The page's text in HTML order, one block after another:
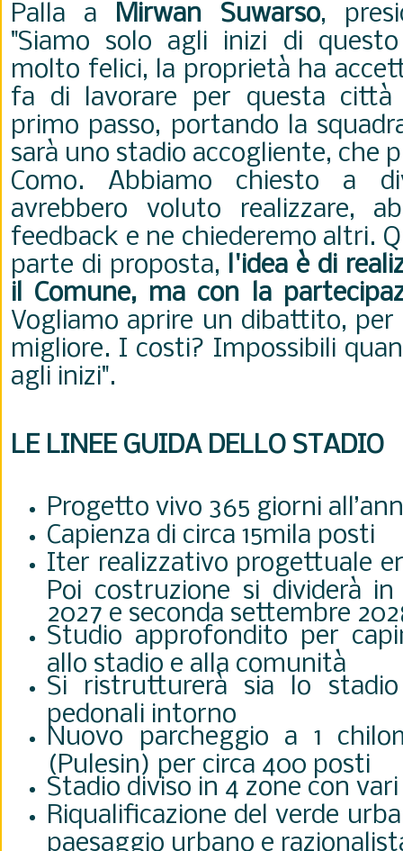
Palla a Mirwan Suwarso,
"Siamo solo agli inizi di
molto felici, la proprietà ha
fa di lavorare per questa
primo passo, portando la
sarà uno stadio accogliente, che
Como. Abbiamo chiesto a
avrebbero voluto realizzare,
feedback e ne chiederemo altri.
parte di proposta, l'idea è di
il Comune, ma con la
Vogliamo aprire un dibattito, per
migliore. I costi? Impossibili
agli inizi".
LE LINEE GUIDA DELLO STADIO
Progetto vivo 365 giorni
Capienza di circa 15mila posti
Iter realizzativo progettuale
Poi costruzione si dividerà
2027 e seconda settembre
Studio approfondito per
allo stadio e alla comunità
Si ristrutturerà sia lo
pedonali intorno
Nuovo parcheggio a 1
(Pulesin) per circa 400 posti
Stadio diviso in 4 zone con
Riqualificazione del verde
paesaggio urbano e